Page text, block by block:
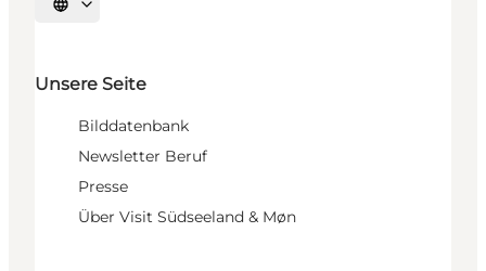
Sprache auswählen
Unsere Seite
Bilddatenbank
Newsletter Beruf
Presse
Über Visit Südseeland & Møn